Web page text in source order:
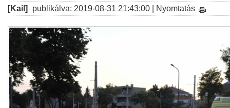
[Kail] publikálva: 2019-08-31 21:43:00 | Nyomtatás